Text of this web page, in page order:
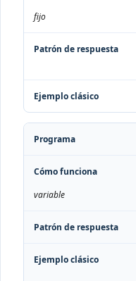
fijo
variable